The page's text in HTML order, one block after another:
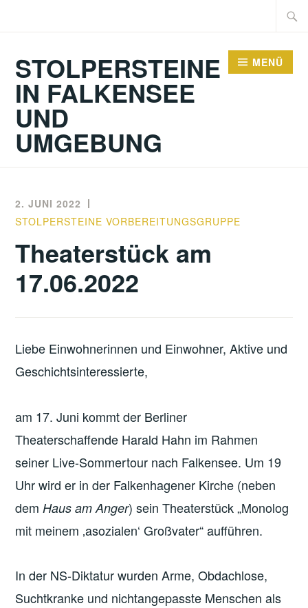
Suche
STOLPERSTEINE
IN FALKENSEE
UND
UMGEBUNG
MENÜ
2. JUNI 2022
STOLPERSTEINE VORBEREITUNGSGRUPPE
Theaterstück am
17.06.2022
Liebe Einwohnerinnen und Einwohner, Aktive und
Geschichtsinteressierte,
am 17. Juni kommt der Berliner
Theaterschaffende Harald Hahn im Rahmen
seiner Live-Sommertour nach Falkensee. Um 19
Uhr wird er in der Falkenhagener Kirche (neben
dem Haus am Anger) sein Theaterstück „Monolog
mit meinem ‚asozialen‘ Großvater“ aufführen.
In der NS-Diktatur wurden Arme, Obdachlose,
Suchtkranke und nichtangepasste Menschen als